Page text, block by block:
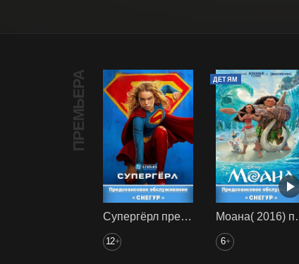
ПРЕМЬЕРА
Супергёрл предс. обсл. Снегур
12+
ДЕТЯМ
Моана(
6+